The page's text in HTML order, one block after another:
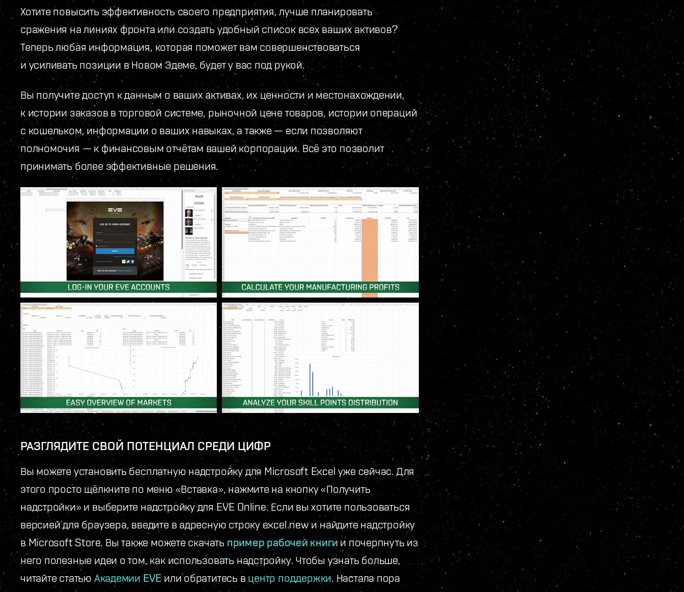
Хотите повысить эффективность своего предприятия, лучше планировать
сражения на линиях фронта или создать удобный список всех ваших активов?
Теперь любая информация, которая поможет вам совершенствоваться
и усиливать позиции в Новом Эдеме, будет у вас под рукой.
Вы получите доступ к данным о ваших активах, их ценности и местонахождении,
к истории заказов в торговой системе, рыночной цене товаров, истории операций
с кошельком, информации о ваших навыках, а также — если позволяют
полномочия — к финансовым отчётам вашей корпорации. Всё это позволит
принимать более эффективные решения.
РАЗГЛЯДИТЕ СВОЙ ПОТЕНЦИАЛ СРЕДИ ЦИФР
Вы можете установить бесплатную надстройку для Microsoft Excel уже сейчас. Для
этого просто щёлкните по меню «Вставка», нажмите на кнопку «Получить
надстройки» и выберите надстройку для EVE Online. Если вы хотите пользоваться
версией для браузера, введите в адресную строку excel.new и найдите надстройку
в Microsoft Store. Вы также можете скачать пример рабочей книги и почерпнуть из
него полезные идеи о том, как использовать надстройку. Чтобы узнать больше,
читайте статьюАкадемии EVE или обратитесь в центр поддержки. Настала пора